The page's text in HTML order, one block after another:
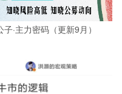
子·主力密码（更新9月）